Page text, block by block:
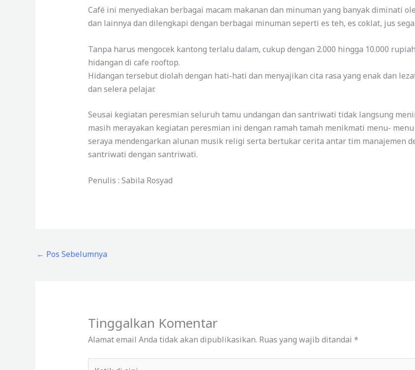
Café ini menyediakan berbagai macam makanan dan minuman yang banyak diminati
dan lainnya dan dilengkapi dengan berbagai minuman seperti es teh, es coklat, jus
Tanpa harus mengocek kantong terlalu dalam, cukup dengan 2.000 hingga 10.000
hidangan di cafe rooftop.
Hidangan tersebut diolah dengan hati-hati dan menyajikan cita rasa yang enak dan
dan selera pelajar.
Seusai kegiatan peresmian seluruh tamu undangan dan santriwati tidak langsung
masih merayakan kegiatan peresmian ini dengan ramah tamah menikmati menu-
seraya mendengarkan alunan musik religi serta bertukar cerita antar tim manajemen
santriwati dengan santriwati.
Penulis : Sabila Rosyad
← Pos Sebelumnya
Tinggalkan Komentar
Alamat email Anda tidak akan dipublikasikan. Ruas yang wajib ditandai *